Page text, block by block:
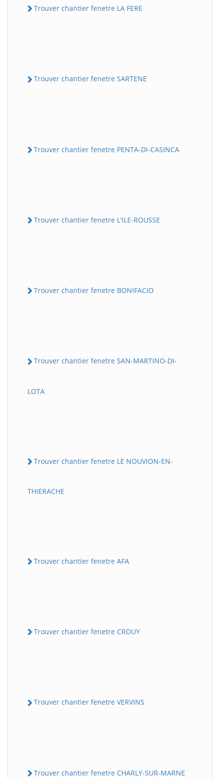
Trouver chantier fenetre LA FERE
Trouver chantier fenetre SARTENE
Trouver chantier fenetre PENTA-DI-CASINCA
Trouver chantier fenetre L'ILE-ROUSSE
Trouver chantier fenetre BONIFACIO
Trouver chantier fenetre SAN-MARTINO-DI-
LOTA
Trouver chantier fenetre LE NOUVION-EN-
THIERACHE
Trouver chantier fenetre AFA
Trouver chantier fenetre CROUY
Trouver chantier fenetre VERVINS
Trouver chantier fenetre CHARLY-SUR-MARNE